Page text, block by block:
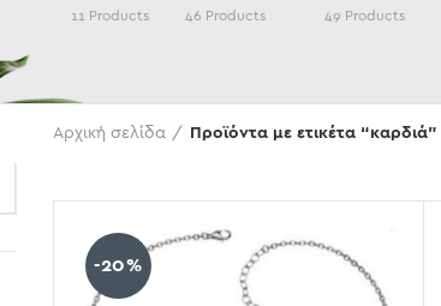
11 Products 46 Products 49 Products
Αρχική σελίδα Προϊόντα με ετικέτα “καρδιά”
-20%